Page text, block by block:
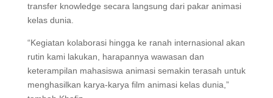
transfer knowledge secara langsung dari pakar animasi
kelas dunia.
“Kegiatan kolaborasi hingga ke ranah internasional akan
rutin kami lakukan, harapannya wawasan dan
keterampilan mahasiswa animasi semakin terasah untuk
menghasilkan karya-karya film animasi kelas dunia,”